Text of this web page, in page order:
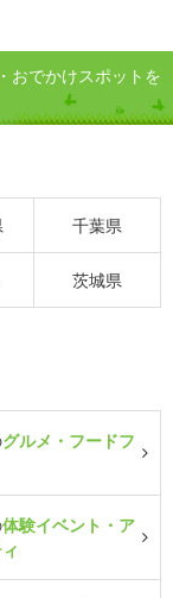
おでかけスポットを
千葉県
茨城県
グルメ・フードフ
体験イベント・ア